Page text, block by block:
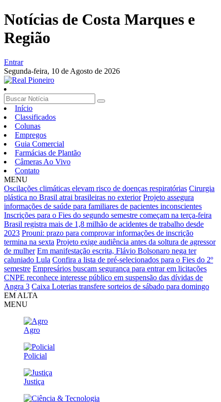
Notícias de Costa Marques e
Região
Entrar
Segunda-feira, 10 de Agosto de 2026
Início
Classificados
Colunas
Empregos
Guia Comercial
Farmácias de Plantão
Câmeras Ao Vivo
Contato
MENU
Oscilações climáticas elevam risco de doenças respiratórias Cirurgia
plástica no Brasil atrai brasileiras no exterior Projeto assegura
informações de saúde para familiares de pacientes inconscientes
Inscrições para o Fies do segundo semestre começam na terça-feira
Brasil registra mais de 1,8 milhão de acidentes de trabalho desde
2023 Prouni: prazo para comprovar informações de inscrição
termina na sexta Projeto exige audiência antes da soltura de agressor
de mulher Em manifestação escrita, Flávio Bolsonaro nega ter
caluniado Lula Confira a lista de pré-selecionados para o Fies do 2º
semestre Empresários buscam segurança para entrar em licitações
CNPE reconhece interesse público em suspensão das dívidas de
Angra 3 Caixa Loterias transfere sorteios de sábado para domingo
EM ALTA
MENU
Agro
Policial
Justiça